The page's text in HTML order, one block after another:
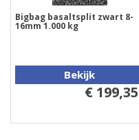
Bigbag basaltsplit zwart 8-
16mm 1.000 kg
Bekijk
€ 199,35